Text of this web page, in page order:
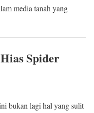
media tanah yang
Spider
bukan lagi hal yang sulit